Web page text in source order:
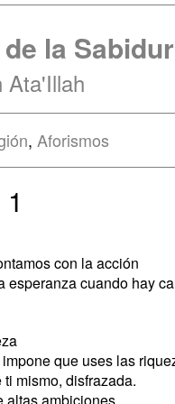
la
Ata'Illah
, Aforismos
con la acción
esperanza cuando hay
que uses las
mismo, disfrazada.